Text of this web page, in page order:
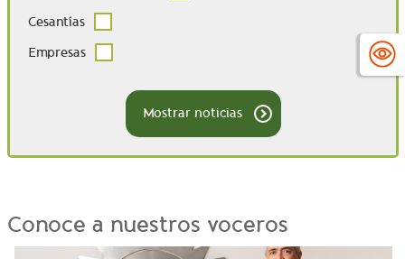
Cesantías
Empresas
Mostrar noticias
Conoce a nuestros voceros